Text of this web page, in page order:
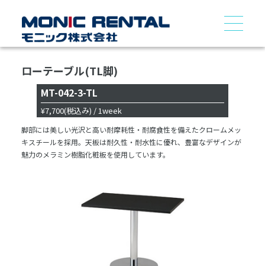
ローテーブル(TL脚)
MT-042-3-TL
¥7,700(税込み) / 1week
脚部には美しい光沢と高い耐摩耗性・耐腐食性を備えたクロームメッ
キスチールを採用。天板は耐久性・耐水性に優れ、豊富なデザインが
魅力のメラミン樹脂化粧板を使用しています。